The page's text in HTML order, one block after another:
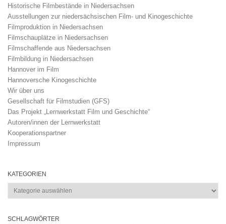
Historische Filmbestände in Niedersachsen
Ausstellungen zur niedersächsischen Film- und Kinogeschichte
Filmproduktion in Niedersachsen
Filmschauplätze in Niedersachsen
Filmschaffende aus Niedersachsen
Filmbildung in Niedersachsen
Hannover im Film
Hannoversche Kinogeschichte
Wir über uns
Gesellschaft für Filmstudien (GFS)
Das Projekt „Lernwerkstatt Film und Geschichte“
Autoren/innen der Lernwerkstatt
Kooperationspartner
Impressum
KATEGORIEN
Kategorien
SCHLAGWÖRTER